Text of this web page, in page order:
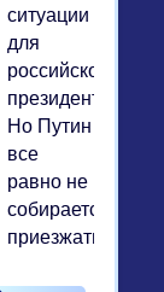
ситуации
для
российского
президента.
Но Путин
все
равно не
собирается
приезжать.